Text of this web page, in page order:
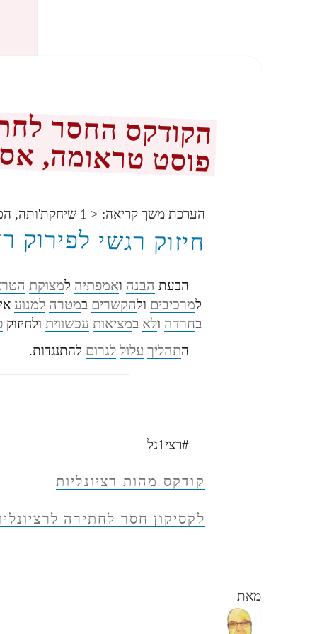
הקודקס החסר
פוסט טראומה,
הערכת משך קריאה: < 1 שיחקת'ותה,
חיזוק רגשי לפירוק
הבעת הבנה ואמפתיה למצוקת
למרכיבים ולהקשרים במטרה למנוע
בחרדה ולא במציאות עכשווית ולחיזוק
התהליך עלול לגרום להתנגדות.
#רצי1נל
קודקס מהות רציונליות
לקסיקון חסר לחתירה
מאת